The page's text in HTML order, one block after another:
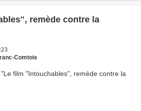
remède contre la
Comtois